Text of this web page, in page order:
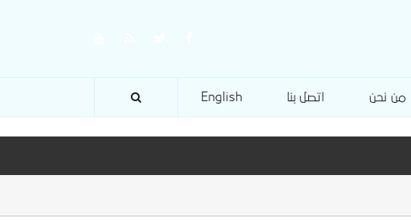
من نحن اتصل بنا English